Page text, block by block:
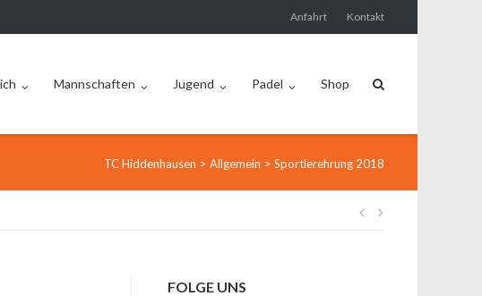
Anfahrt Kontakt
Mannschaften Jugend Padel Shop
TC Hiddenhausen > Allgemein > Sportlerehrung 2018
FOLGE UNS